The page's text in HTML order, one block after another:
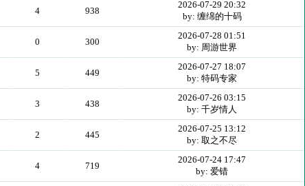
4 938
2026-07-29 20:32
by: 缠绵的十码
0 300
2026-07-28 01:51
by: 周游世界
5 449
2026-07-27 18:07
by: 特码专家
3 438
2026-07-26 03:15
by: 千岁情人
2 445
2026-07-25 13:12
by: 取之不尽
4 719
2026-07-24 17:47
by: 爱错